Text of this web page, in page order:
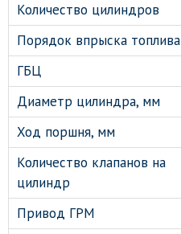
Количество цилиндров
Порядок впрыска топлива
ГБЦ
Диаметр цилиндра, мм
Ход поршня, мм
Количество клапанов на
цилиндр
Привод ГРМ